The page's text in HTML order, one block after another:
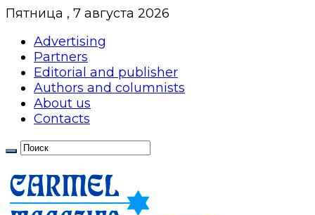
Пятница , 7 августа 2026
Advertising
Partners
Editorial and publisher
Authors and columnists
About us
Contacts